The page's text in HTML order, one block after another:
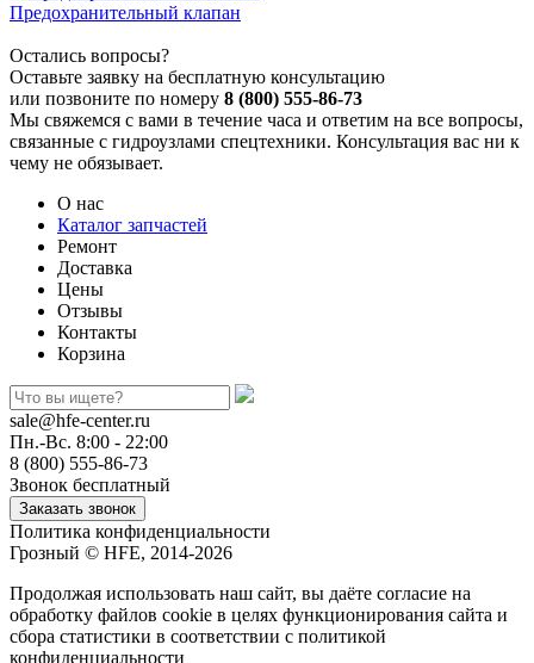
Предохранительный клапан
Остались вопросы?
Оставьте заявку на бесплатную консультацию
или позвоните по номеру 8 (800) 555-86-73
Мы свяжемся с вами в течение часа и ответим на все вопросы,
связанные с гидроузлами спецтехники. Консультация вас ни к
чему не обязывает.
О нас
Каталог запчастей
Ремонт
Доставка
Цены
Отзывы
Контакты
Корзина
sale@hfe-center.ru
Пн.-Вс. 8:00 - 22:00
8 (800) 555-86-73
Звонок бесплатный
Политика конфиденциальности
Грозный © HFE, 2014-2026
Продолжая использовать наш сайт, вы даёте согласие на
обработку файлов cookie в целях функционирования сайта и
сбора статистики в соответствии с политикой
конфиденциальности